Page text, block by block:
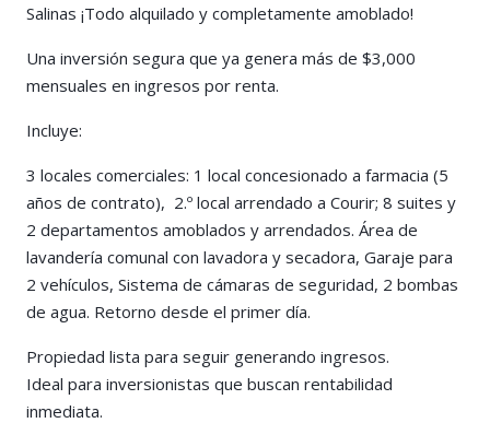
Salinas ¡Todo alquilado y completamente amoblado!
Una inversión segura que ya genera más de $3,000
mensuales en ingresos por renta.
Incluye:
3 locales comerciales: 1 local concesionado a farmacia (5
años de contrato), 2.º local arrendado a Courir; 8 suites y
2 departamentos amoblados y arrendados. Área de
lavandería comunal con lavadora y secadora, Garaje para
2 vehículos, Sistema de cámaras de seguridad, 2 bombas
de agua. Retorno desde el primer día.
Propiedad lista para seguir generando ingresos.
Ideal para inversionistas que buscan rentabilidad
inmediata.